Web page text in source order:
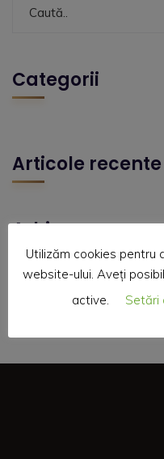
Categorii
Articole recente
Arhive
Utilizăm cookies pentru
website-ului. Aveți
active.
Setări